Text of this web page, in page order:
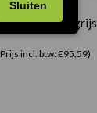
Duifgrijs
incl. btw: €95,59)